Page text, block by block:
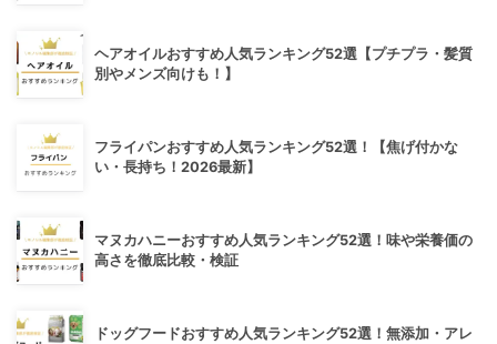
ヘアオイルおすすめ人気ランキング52選【プチプラ・髪質
別やメンズ向けも！】
フライパンおすすめ人気ランキング52選！【焦げ付かな
い・長持ち！2026最新】
マヌカハニーおすすめ人気ランキング52選！味や栄養価の
高さを徹底比較・検証
ドッグフードおすすめ人気ランキング52選！無添加・アレ